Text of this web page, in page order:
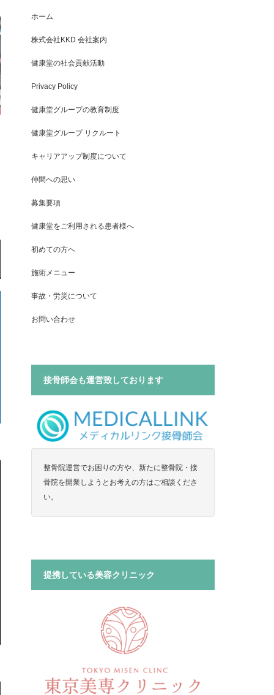
ホーム
株式会社KKD 会社案内
健康堂の社会貢献活動
Privacy Policy
健康堂グループの教育制度
健康堂グループ リクルート
キャリアアップ制度について
仲間への思い
募集要項
健康堂をご利用される患者様へ
初めての方へ
施術メニュー
事故・労災について
お問い合わせ
接骨師会も運営致しております
整骨院運営でお困りの方や、新たに整骨院・接
骨院を開業しようとお考えの方はご相談くださ
い。
提携している美容クリニック